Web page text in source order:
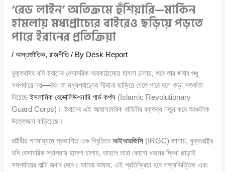
‘রেড লাইন’ অতিক্রমে হুঁশিয়ারি—মার্কিন
হামলায় মধ্যপ্রাচ্যের বাইরেও ছড়িয়ে পড়তে
পারে ইরানের প্রতিক্রিয়া
/আন্তর্জাতিক,রাজনীতি/ By Desk Report
যুক্তরাষ্ট্র যদি ইরানের বেসামরিক অবকাঠামোয় হামলা চালায়, তবে তার জবাব শুধু
সমপর্যায়ে নয়—বরং তা মধ্যপ্রাচ্যের সীমানা ছাড়িয়ে যেতে পারে বলে কড়া সতর্কতা
দিয়েছেইসলামিক রেভোলিউশনারি গার্ড কর্পস (Islamic Revolutionary
Guard Corps)। ইরানের এই আধাসামরিক বাহিনীর বক্তব্য নতুন করে আঞ্চলিক
উত্তেজনা বাড়িয়েছে।
রাষ্ট্রীয় গণমাধ্যমে প্রকাশিত এক বিবৃতিতেআইআরজিসি (IRGC) জানায়, যুক্তরাষ্ট্র
যদি বেসামরিক স্থাপনায় হামলা চালায়, তাহলে তারা কোনো ধরনের দ্বিধা ছাড়াই
সমপর্যায়ের পাল্টা জবাব দেবে। তাদের ভাষায়, এই প্রতিক্রিয়া হবে লক্ষ্যভিত্তিক এবং